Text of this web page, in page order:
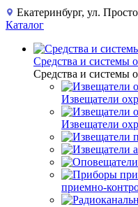
Екатеринбург, ул.
Каталог
Средства и системы
Средства и системы
Извещатели
Извещатели
приемно-